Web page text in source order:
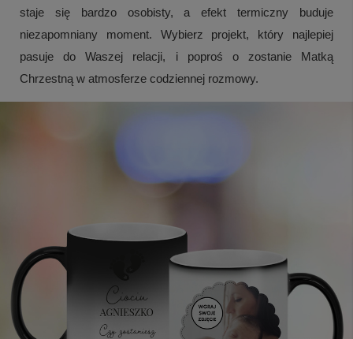
staje się bardzo osobisty, a efekt termiczny buduje
niezapomniany moment. Wybierz projekt, który najlepiej
pasuje do Waszej relacji, i poproś o zostanie Matką
Chrzestną w atmosferze codziennej rozmowy.